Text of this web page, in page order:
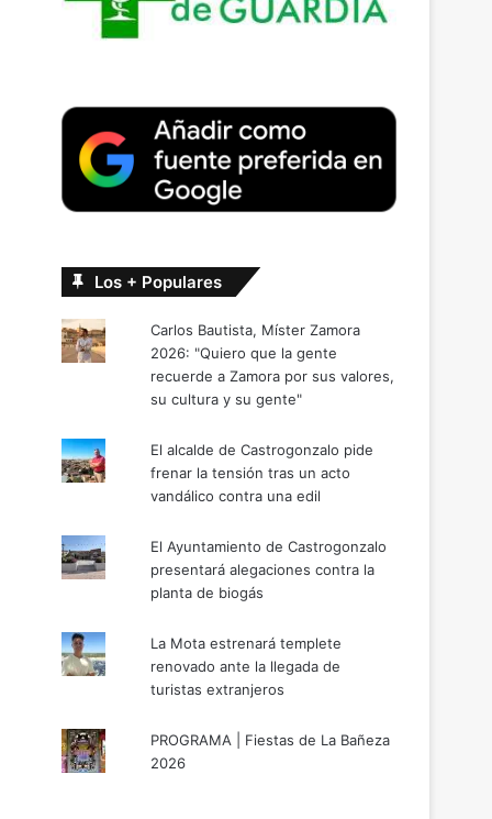
Los + Populares
Carlos Bautista, Míster Zamora
2026: "Quiero que la gente
recuerde a Zamora por sus valores,
su cultura y su gente"
El alcalde de Castrogonzalo pide
frenar la tensión tras un acto
vandálico contra una edil
El Ayuntamiento de Castrogonzalo
presentará alegaciones contra la
planta de biogás
La Mota estrenará templete
renovado ante la llegada de
turistas extranjeros
PROGRAMA | Fiestas de La Bañeza
2026